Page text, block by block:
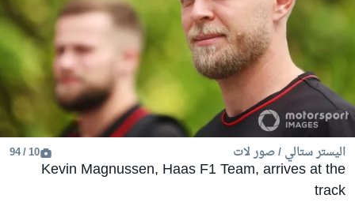
اليستر ستالي / صور لات 10 / 94
Kevin Magnussen, Haas F1 Team, arrives at the
track